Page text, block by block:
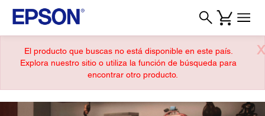
X
El producto que buscas no está disponible en este país.
Explora nuestro sitio o utiliza la función de búsqueda para
encontrar otro producto.